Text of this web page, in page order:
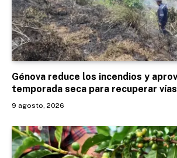
Génova reduce los incendios y
temporada seca para recuperar
9 agosto, 2026